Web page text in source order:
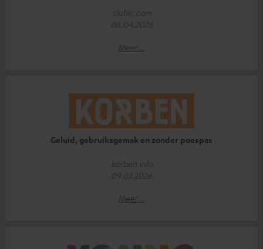
clubic.com
06.04.2026
Meer...
Geluid, gebruiksgemak en zonder poespas
korben.info
09.03.2026
Meer...